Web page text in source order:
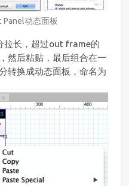
Panel动态面板
拉长，超过out frame的
然后粘贴，最后组合在一
转换成动态面板，命名为